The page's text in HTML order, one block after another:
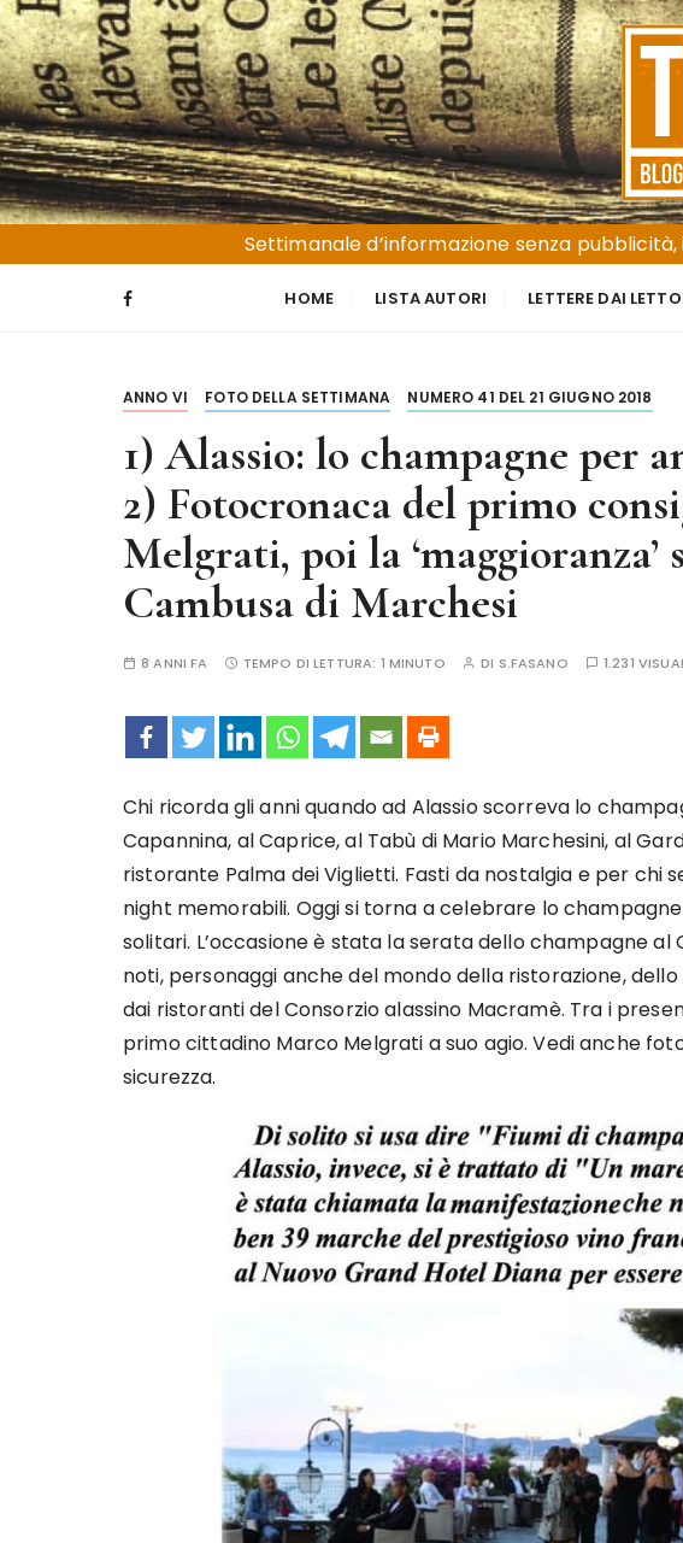
S
a
l
t
a
a
l
c
Trucioli
Liguria e Basso Piemonte
Settimanale d’informazione senza
HOME LISTA AUTORI LETTERE DAI
ANNO VI FOTO DELLA SETTIMANA NUMERO 41 DEL 21 GIUGNO 2018
1) Alassio: lo champagne per
2) Fotocronaca del primo
Melgrati, poi la ‘maggioranza’
Cambusa di Marchesi
8 ANNI FA TEMPO DI LETTURA: 1 MINUTO DI S.FASANO 1.231
Chi ricorda gli anni quando ad Alassio scorreva lo
Capannina, al Caprice, al Tabù di Mario Marchesini, al
ristorante Palma dei Viglietti. Fasti da nostalgia e per
night memorabili. Oggi si torna a celebrare lo
solitari. L’occasione è stata la serata dello champagne
noti, personaggi anche del mondo della ristorazione,
dai ristoranti del Consorzio alassino Macramè. Tra i
primo cittadino Marco Melgrati a suo agio. Vedi anche
sicurezza.